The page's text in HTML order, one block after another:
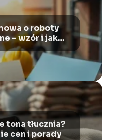
o roboty
– wzór i jak
tona tłucznia?
cen i porady